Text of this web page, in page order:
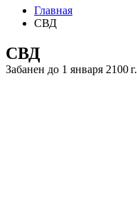
Главная
СВД
СВД
Забанен до 1 января 2100 г.